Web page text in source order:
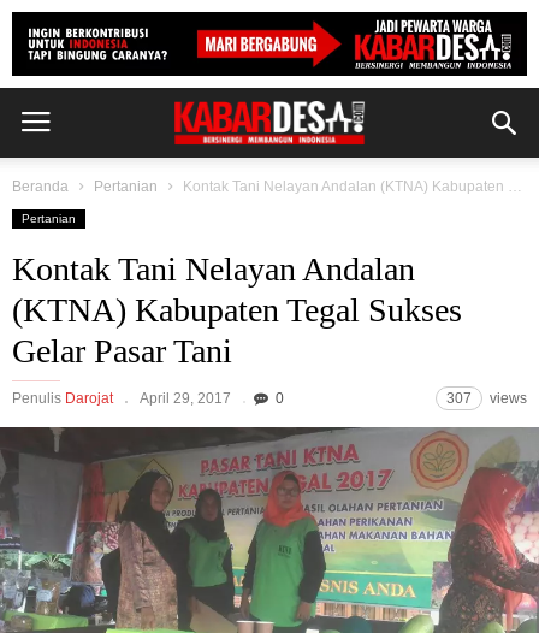
Beranda Pertanian Kontak Tani Nelayan Andalan (KTNA) Kabupaten Tegal Sukses Gelar Pasar Tani
Pertanian
Kontak Tani Nelayan Andalan
(KTNA) Kabupaten Tegal Sukses
Gelar Pasar Tani
Penulis Darojat April 29, 2017 0 307 views